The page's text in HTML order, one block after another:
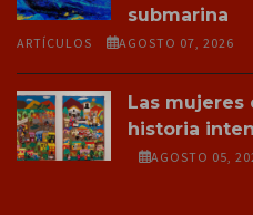
submarina
ARTÍCULOS AGOSTO 07, 2026
Las mujeres
historia
AGOSTO 05,